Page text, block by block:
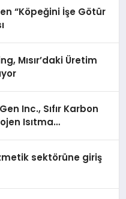
“Köpeğini İşe Götür
Mısır’daki Üretim
Inc., Sıfır Karbon
Isıtma
sektörüne giriş